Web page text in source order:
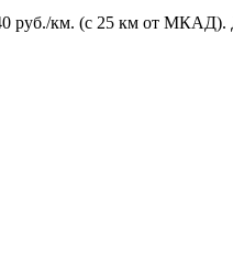
руб./км. (с 25 км от